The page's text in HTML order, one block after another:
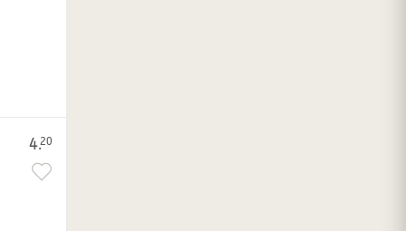
4.20